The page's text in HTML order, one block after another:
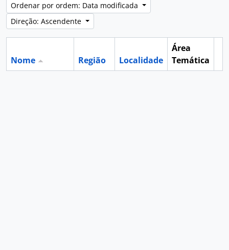
Ordenar por ordem: Data modificada
Direção: Ascendente
Nome Região Localidade
Área
Temática